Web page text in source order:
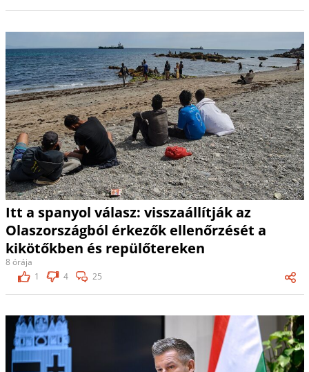
Itt a spanyol válasz: visszaállítják az
Olaszországból érkezők ellenőrzését a
kikötőkben és repülőtereken
8 órája
1
4 25